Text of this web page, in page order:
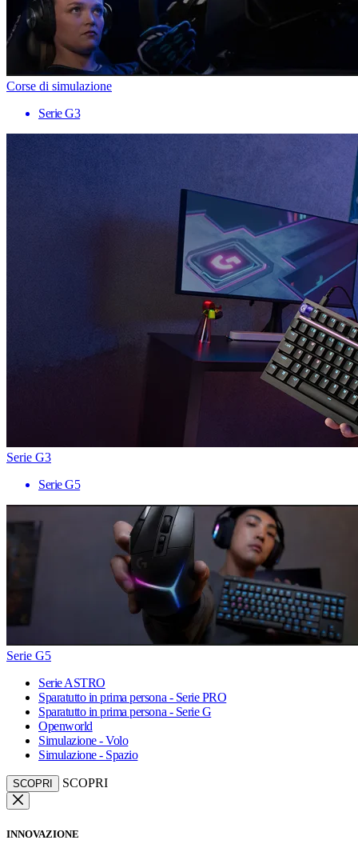
Corse di simulazione
Serie G3
Serie G3
Serie G5
Serie G5
Serie ASTRO
Sparatutto in prima persona - Serie PRO
Sparatutto in prima persona - Serie G
Openworld
Simulazione - Volo
Simulazione - Spazio
SCOPRI SCOPRI
INNOVAZIONE